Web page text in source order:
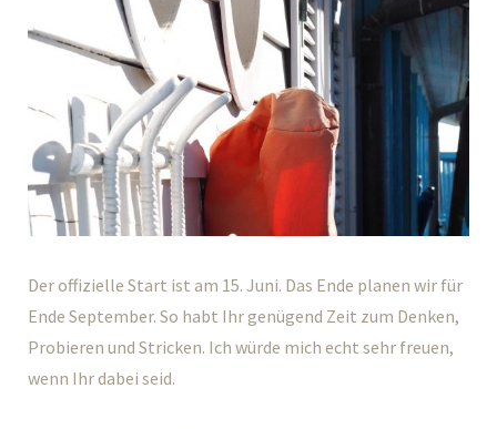
Der offizielle Start ist am 15. Juni. Das Ende planen wir für
Ende September. So habt Ihr genügend Zeit zum Denken,
Probieren und Stricken. Ich würde mich echt sehr freuen,
wenn Ihr dabei seid.